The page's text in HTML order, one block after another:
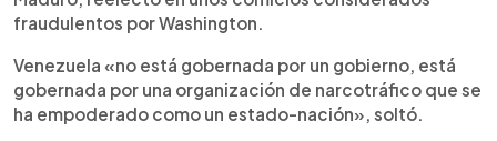
fraudulentos por Washington.
Venezuela «no está gobernada por un gobierno, está
gobernada por una organización de narcotráfico que se
ha empoderado como un estado-nación», soltó.